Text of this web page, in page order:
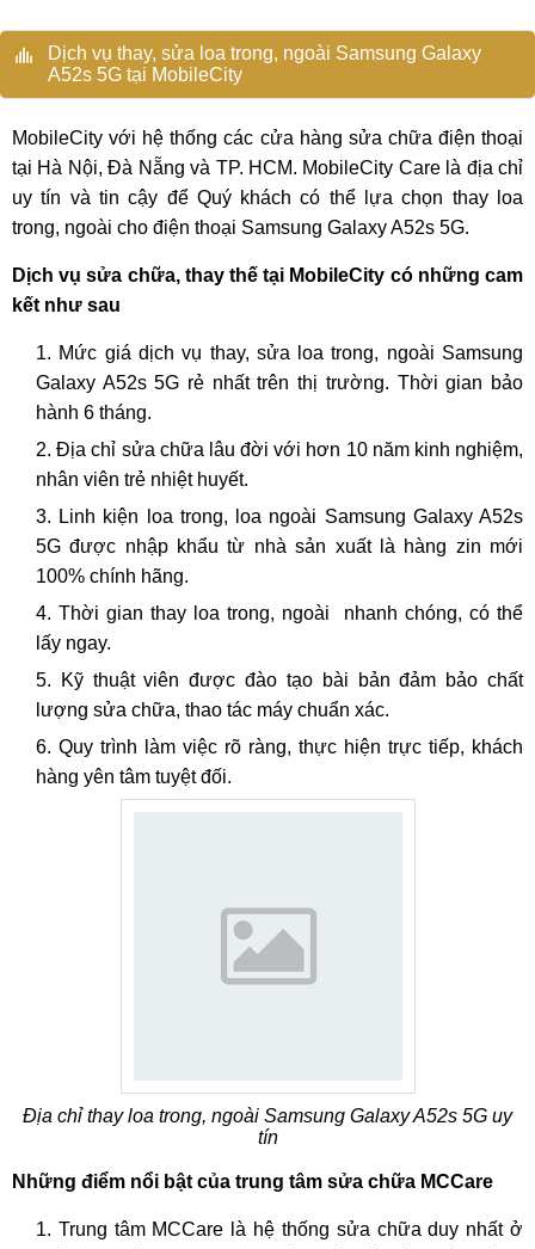
Dịch vụ thay, sửa loa trong, ngoài Samsung Galaxy
A52s 5G tại MobileCity
MobileCity với hệ thống các cửa hàng sửa chữa điện thoại
tại Hà Nội, Đà Nẵng và TP. HCM. MobileCity Care là địa chỉ
uy tín và tin cậy để Quý khách có thể lựa chọn thay loa
trong, ngoài cho điện thoại Samsung Galaxy A52s 5G.
Dịch vụ sửa chữa, thay thế tại MobileCity có những cam
kết như sau
Mức giá dịch vụ thay, sửa loa trong, ngoài Samsung
Galaxy A52s 5G rẻ nhất trên thị trường. Thời gian bảo
hành 6 tháng.
Địa chỉ sửa chữa lâu đời với hơn 10 năm kinh nghiệm,
nhân viên trẻ nhiệt huyết.
Linh kiện loa trong, loa ngoài Samsung Galaxy A52s
5G được nhập khẩu từ nhà sản xuất là hàng zin mới
100% chính hãng.
Thời gian thay loa trong, ngoài nhanh chóng, có thể
lấy ngay.
Kỹ thuật viên được đào tạo bài bản đảm bảo chất
lượng sửa chữa, thao tác máy chuẩn xác.
Quy trình làm việc rõ ràng, thực hiện trực tiếp, khách
hàng yên tâm tuyệt đối.
Địa chỉ thay loa trong, ngoài Samsung Galaxy A52s 5G uy
tín
Những điểm nổi bật của trung tâm sửa chữa MCCare
Trung tâm MCCare là hệ thống sửa chữa duy nhất ở